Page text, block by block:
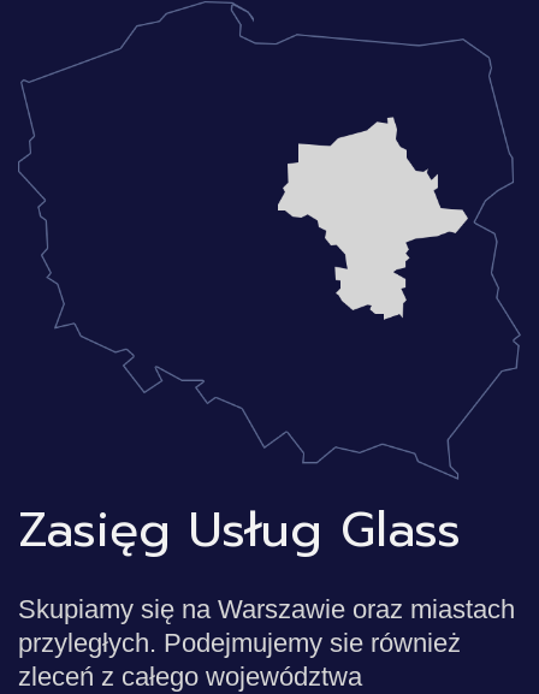
Zasięg Usług Glass
Skupiamy się na Warszawie oraz miastach
przyległych. Podejmujemy sie również
zleceń z całego województwa